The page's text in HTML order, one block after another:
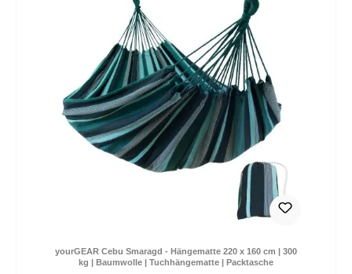
yourGEAR Cebu Smaragd - Hängematte 220 x 160 cm | 300
kg | Baumwolle | Tuchhängematte | Packtasche